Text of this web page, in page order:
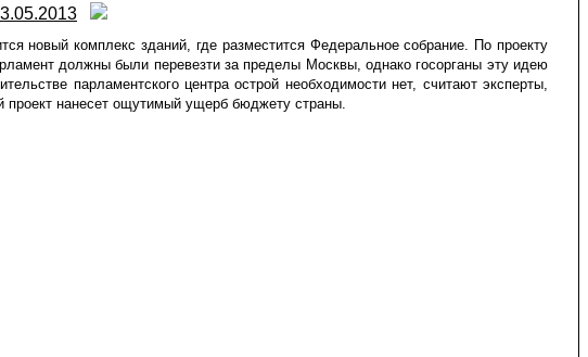
новый комплекс зданий, где разместится Федеральное собрание. По проекту
должны были перевезти за пределы Москвы, однако госорганы эту идею
парламентского центра острой необходимости нет, считают эксперты,
проект нанесет ощутимый ущерб бюджету страны.